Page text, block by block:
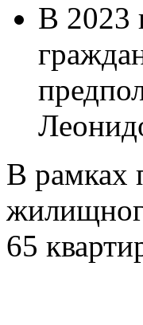
В 2023
В рамках
65